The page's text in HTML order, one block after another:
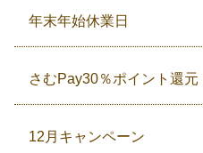
年末年始休業日
さむPay30％ポイント還元
12月キャンペーン